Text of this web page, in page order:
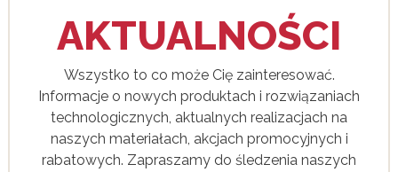
AKTUALNOŚCI
Wszystko to co może Cię zainteresować.
Informacje o nowych produktach i rozwiązaniach
technologicznych, aktualnych realizacjach na
naszych materiałach, akcjach promocyjnych i
rabatowych. Zapraszamy do śledzenia naszych